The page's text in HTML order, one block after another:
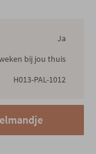
Ja
bij jou thuis
H013-PAL-1012